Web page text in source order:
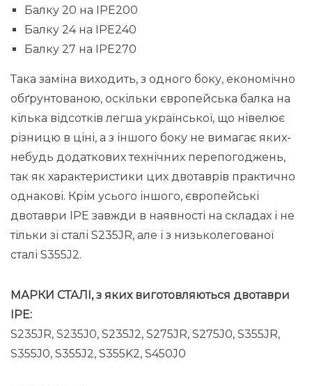
Балку 20 на IPE200
Балку 24 на IPE240
Балку 27 на IPE270
Така заміна виходить, з одного боку, економічно
обґрунтованою, оскільки європейська балка на
кілька відсотків легша української, що нівелює
різницю в ціні, а з іншого боку не вимагає яких-
небудь додаткових технічних перепогоджень,
так як характеристики цих двотаврів практично
однакові. Крім усього іншого, європейські
двотаври IPE завжди в наявності на складах і не
тільки зі сталі S235JR, але і з низьколегованої
сталі S355J2.
МАРКИ СТАЛІ, з яких виготовляються двотаври
IPE:
S235JR, S235J0, S235J2, S275JR, S275J0, S355JR,
S355J0, S355J2, S355K2, S450J0